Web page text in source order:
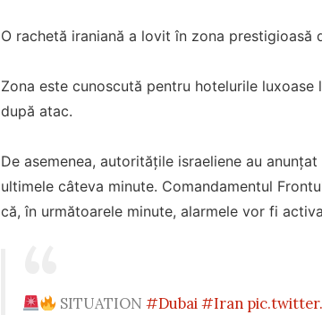
O rachetă iraniană a lovit în zona prestigioasă
Zona este cunoscută pentru hotelurile
după atac.
De asemenea, autoritățile israeliene au
ultimele câteva minute. Comandamentul
că, în următoarele minute, alarmele vor fi
SITUATION #Dubai#Iran